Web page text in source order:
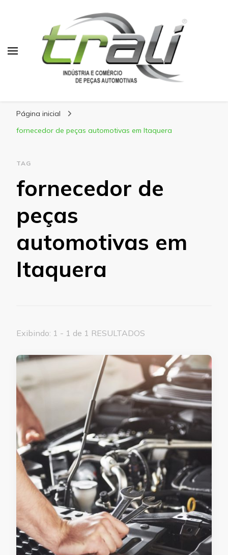
Página inicial
fornecedor de peças automotivas em Itaquera
TAG
fornecedor de
peças
automotivas em
Itaquera
Exibindo: 1 - 1 de 1 RESULTADOS